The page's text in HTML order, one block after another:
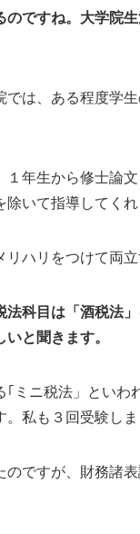
ですね。大学院
は、ある程度学
１年生から修士論
いて指導してくれ
ハリをつけて両
科目は「酒税法
と聞きます。
ミニ税法」といわ
私も３回受験しま
のですが、財務諸